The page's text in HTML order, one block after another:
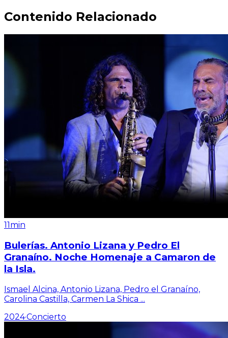
Contenido Relacionado
11min
Bulerías. Antonio Lizana y Pedro El
Granaíno. Noche Homenaje a Camaron de
la Isla.
Ismael Alcina, Antonio Lizana, Pedro el Granaíno,
Carolina Castilla, Carmen La Shica ...
2024·Concierto